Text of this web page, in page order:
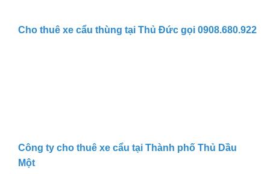
Cho thuê xe cẩu thùng tại Thủ Đức gọi 0908.680.922
Công ty cho thuê xe cẩu tại Thành phố Thủ Dầu
Một